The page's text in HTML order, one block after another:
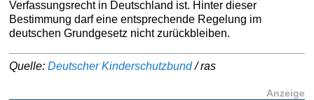
Verfassungsrecht in Deutschland ist. Hinter dieser
Bestimmung darf eine entsprechende Regelung im
deutschen Grundgesetz nicht zurückbleiben.
Quelle:Deutscher Kinderschutzbund/ ras
Anzeige